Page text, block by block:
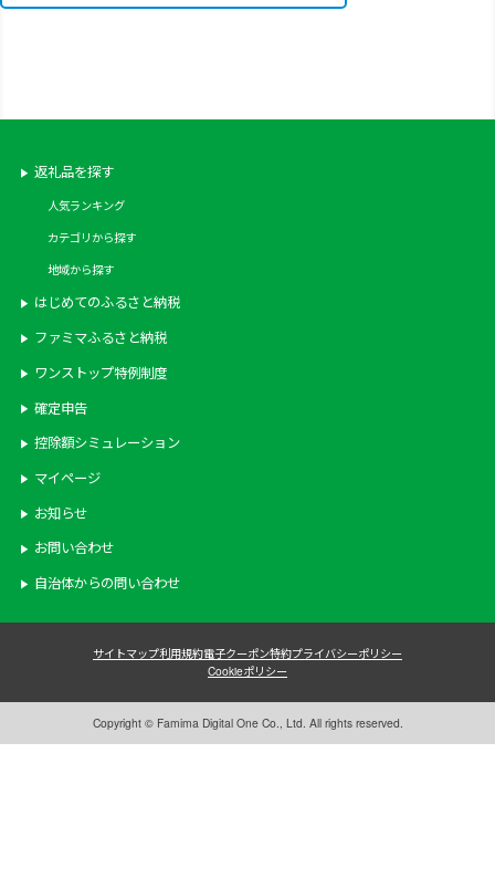
返礼品を探す
人気ランキング
カテゴリから探す
地域から探す
はじめてのふるさと納税
ファミマふるさと納税
ワンストップ特例制度
確定申告
控除額シミュレーション
マイページ
お知らせ
お問い合わせ
自治体からの問い合わせ
サイトマップ利用規約電子クーポン特約プライバシーポリシー
Cookieポリシー
Copyright © Famima Digital One Co., Ltd. All rights reserved.